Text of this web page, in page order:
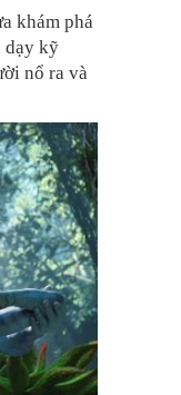
khám phá
dạy kỹ
nổ ra và